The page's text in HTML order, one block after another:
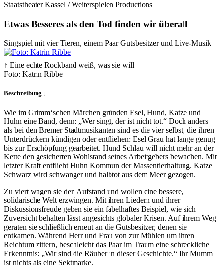
Staatstheater Kassel / Weiterspielen Productions
Etwas Besseres als den Tod finden wir überall
Singspiel mit vier Tieren, einem Paar Gutsbesitzer und Live-Musik
↑ Eine echte Rockband weiß, was sie will
Foto: Katrin Ribbe
Beschreibung ↓
Wie im Grimm‘schen Märchen gründen Esel, Hund, Katze und
Huhn eine Band, denn: „Wer singt, der ist nicht tot.“ Doch anders
als bei den Bremer Stadtmusikanten sind es die vier selbst, die ihren
Unterdrückern kündigen oder entfliehen: Esel Grau hat lange genug
bis zur Erschöpfung gearbeitet. Hund Schlau will nicht mehr an der
Kette den gesicherten Wohlstand seines Arbeitgebers bewachen. Mit
letzter Kraft entflieht Huhn Kommun der Massentierhaltung. Katze
Schwarz wird schwanger und halbtot aus dem Meer gezogen.
Zu viert wagen sie den Aufstand und wollen eine bessere,
solidarische Welt erzwingen. Mit ihren Liedern und ihrer
Diskussionsfreude geben sie ein fabelhaftes Beispiel, wie sich
Zuversicht behalten lässt angesichts globaler Krisen. Auf ihrem Weg
geraten sie schließlich erneut an die Gutsbesitzer, denen sie
entkamen. Während Herr und Frau von zur Mühlen um ihren
Reichtum zittern, beschleicht das Paar im Traum eine schreckliche
Erkenntnis: „Wir sind die Räuber in dieser Geschichte.“ Ihr Mumm
ist nichts als eine Sektmarke.